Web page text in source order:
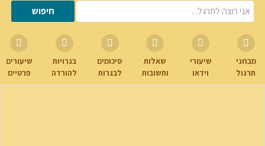
מבחני
תרגול
שיעורי
וידאו
שאלות
ותשובות
סיכומים
לבגרות
בגרויות
להורדה
שיעורים
פרטיים